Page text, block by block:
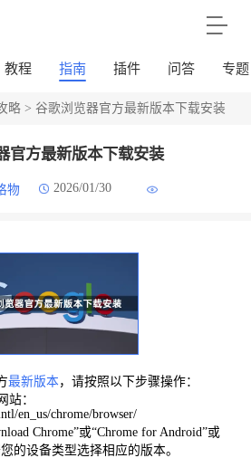
教程 指南 插件 问答 专题
略> 谷歌浏览器官方最新版本下载安装
官方最新版本下载安装
物 2026/01/30
最新版本，请按照以下步骤操作：
站：
en_us/chrome/browser/
Chrome”或“Chrome for Android”或
的设备类型选择相应的版本。